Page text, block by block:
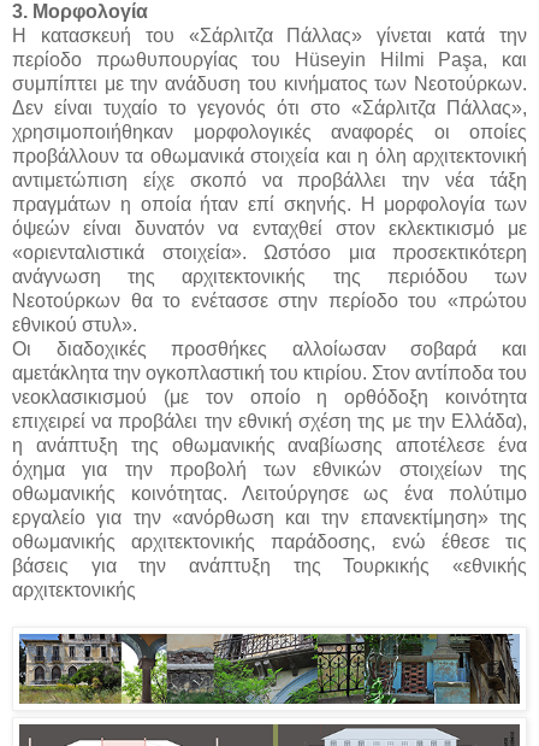
3. Μορφολογία
Η κατασκευή του «Σάρλιτζα Πάλλας» γίνεται κατά την
περίοδο πρωθυπουργίας του Hüseyin Hilmi Paşa, και
συμπίπτει με την ανάδυση του κινήματος των Νεοτούρκων.
Δεν είναι τυχαίο το γεγονός ότι στο «Σάρλιτζα Πάλλας»,
χρησιμοποιήθηκαν μορφολογικές αναφορές οι οποίες
προβάλλουν τα οθωμανικά στοιχεία και η όλη αρχιτεκτονική
αντιμετώπιση είχε σκοπό να προβάλλει την νέα τάξη
πραγμάτων η οποία ήταν επί σκηνής. Η μορφολογία των
όψεών είναι δυνατόν να ενταχθεί στον εκλεκτικισμό με
«οριενταλιστικά στοιχεία». Ωστόσο μια προσεκτικότερη
ανάγνωση της αρχιτεκτονικής της περιόδου των
Νεοτούρκων θα το ενέτασσε στην περίοδο του «πρώτου
εθνικού στυλ».
Οι διαδοχικές προσθήκες αλλοίωσαν σοβαρά και
αμετάκλητα την ογκοπλαστική του κτιρίου. Στον αντίποδα του
νεοκλασικισμού (με τον οποίο η ορθόδοξη κοινότητα
επιχειρεί να προβάλει την εθνική σχέση της με την Ελλάδα),
η ανάπτυξη της οθωμανικής αναβίωσης αποτέλεσε ένα
όχημα για την προβολή των εθνικών στοιχείων της
οθωμανικής κοινότητας. Λειτούργησε ως ένα πολύτιμο
εργαλείο για την «ανόρθωση και την επανεκτίμηση» της
οθωμανικής αρχιτεκτονικής παράδοσης, ενώ έθεσε τις
βάσεις για την ανάπτυξη της Τουρκικής «εθνικής
αρχιτεκτονικής